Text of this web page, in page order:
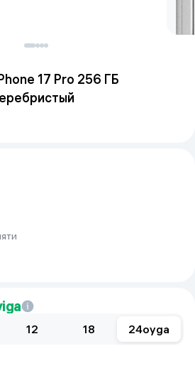
17 Pro 256 ГБ
12 18 24oyga